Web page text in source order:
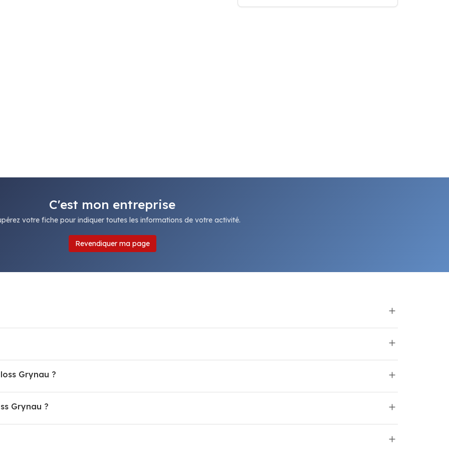
C'est mon entreprise
votre fiche pour indiquer toutes les informations de votre activité.
Revendiquer ma page
Grynau ?
Grynau ?